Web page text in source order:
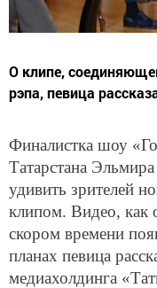
О клипе,
рэпа, певица
Финалистка шоу
Татарстана
удивить зрителей
клипом. Видео, как
скором времени
планах певица
медиахолдинга